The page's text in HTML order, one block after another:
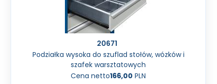
20671
Podziałka wysoka do szuflad stołów, wózków i
szafek warsztatowych
Cena netto166,00 PLN